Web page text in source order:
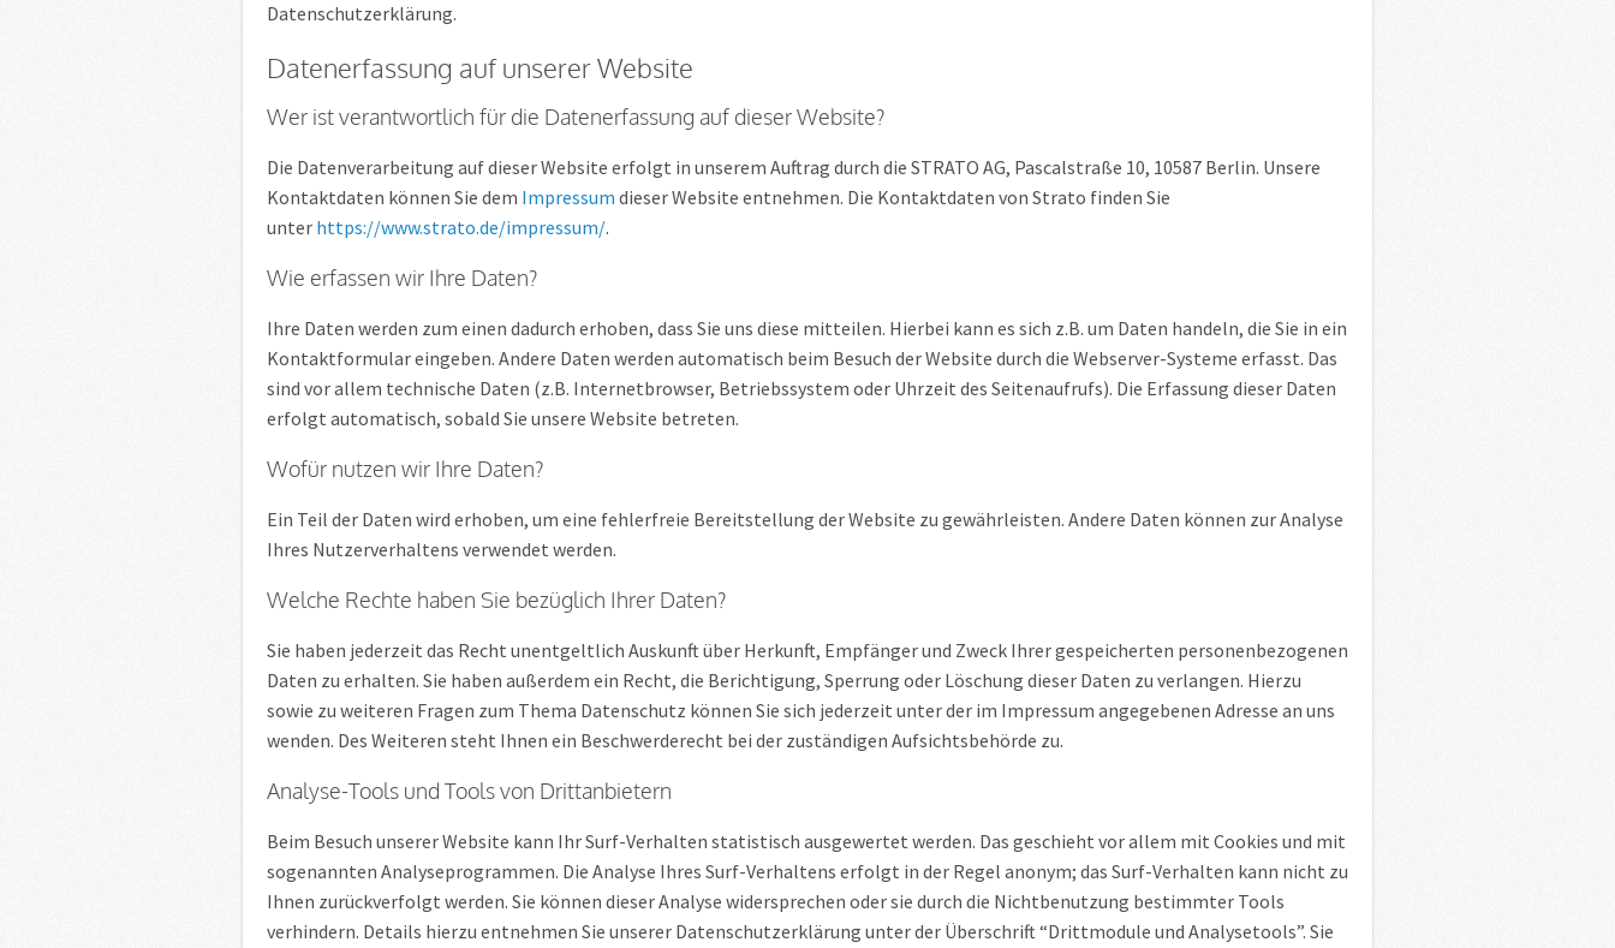
Datenschutzerklärung.
Datenerfassung auf unserer Website
Wer ist verantwortlich für die Datenerfassung auf dieser Website?
Die Datenverarbeitung auf dieser Website erfolgt in unserem Auftrag durch die STRATO AG, Pascalstraße 10, 10587 Berlin. Unsere
Kontaktdaten können Sie dem Impressum dieser Website entnehmen. Die Kontaktdaten von Strato finden Sie
unter https://www.strato.de/impressum/.
Wie erfassen wir Ihre Daten?
Ihre Daten werden zum einen dadurch erhoben, dass Sie uns diese mitteilen. Hierbei kann es sich z.B. um Daten handeln, die Sie in ein
Kontaktformular eingeben. Andere Daten werden automatisch beim Besuch der Website durch die Webserver-Systeme erfasst. Das
sind vor allem technische Daten (z.B. Internetbrowser, Betriebssystem oder Uhrzeit des Seitenaufrufs). Die Erfassung dieser Daten
erfolgt automatisch, sobald Sie unsere Website betreten.
Wofür nutzen wir Ihre Daten?
Ein Teil der Daten wird erhoben, um eine fehlerfreie Bereitstellung der Website zu gewährleisten. Andere Daten können zur Analyse
Ihres Nutzerverhaltens verwendet werden.
Welche Rechte haben Sie bezüglich Ihrer Daten?
Sie haben jederzeit das Recht unentgeltlich Auskunft über Herkunft, Empfänger und Zweck Ihrer gespeicherten personenbezogenen
Daten zu erhalten. Sie haben außerdem ein Recht, die Berichtigung, Sperrung oder Löschung dieser Daten zu verlangen. Hierzu
sowie zu weiteren Fragen zum Thema Datenschutz können Sie sich jederzeit unter der im Impressum angegebenen Adresse an uns
wenden. Des Weiteren steht Ihnen ein Beschwerderecht bei der zuständigen Aufsichtsbehörde zu.
Analyse-Tools und Tools von Drittanbietern
Beim Besuch unserer Website kann Ihr Surf-Verhalten statistisch ausgewertet werden. Das geschieht vor allem mit Cookies und mit
sogenannten Analyseprogrammen. Die Analyse Ihres Surf-Verhaltens erfolgt in der Regel anonym; das Surf-Verhalten kann nicht zu
Ihnen zurückverfolgt werden. Sie können dieser Analyse widersprechen oder sie durch die Nichtbenutzung bestimmter Tools
verhindern. Details hierzu entnehmen Sie unserer Datenschutzerklärung unter der Überschrift “Drittmodule und Analysetools”. Sie